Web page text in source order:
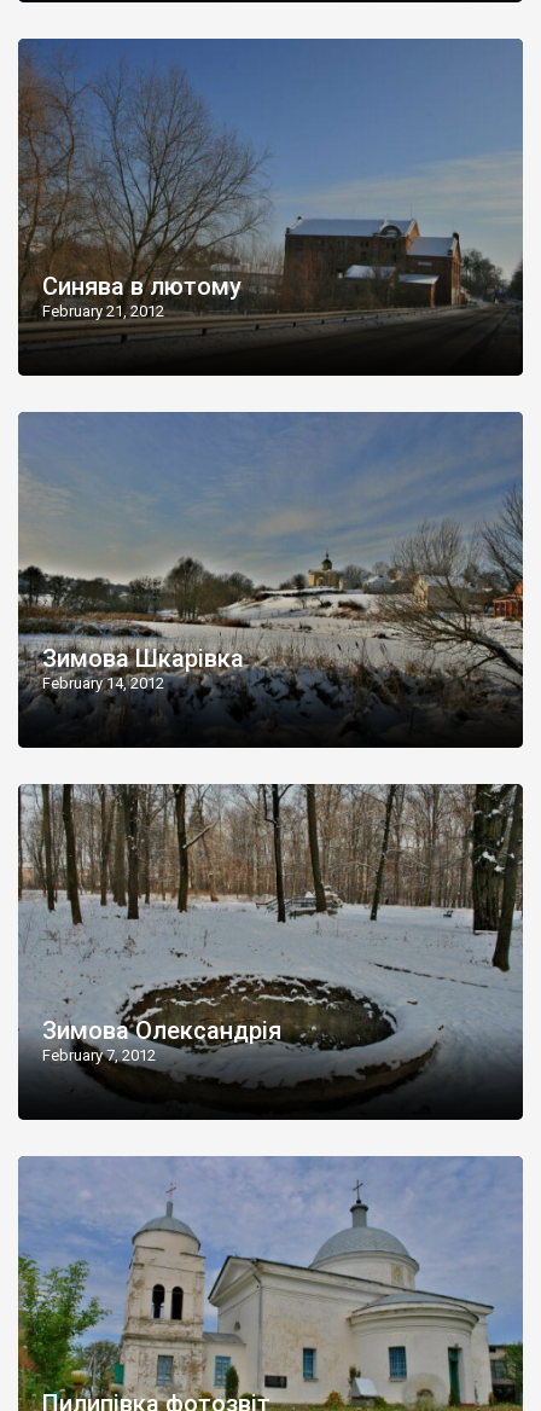
Синява в лютому
February 21, 2012
Зимова Шкарівка
February 14, 2012
Зимова Олександрія
February 7, 2012
Пилипівка фотозвіт